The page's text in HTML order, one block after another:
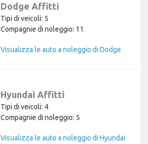
Dodge Affitti
Tipi di veicoli: 5
Compagnie di noleggio: 11
Visualizza le auto a noleggio di Dodge
Hyundai Affitti
Tipi di veicoli: 4
Compagnie di noleggio: 5
Visualizza le auto a noleggio di Hyundai